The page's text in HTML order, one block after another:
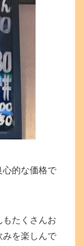
心的な価格で
たくさんお
みを楽しんで